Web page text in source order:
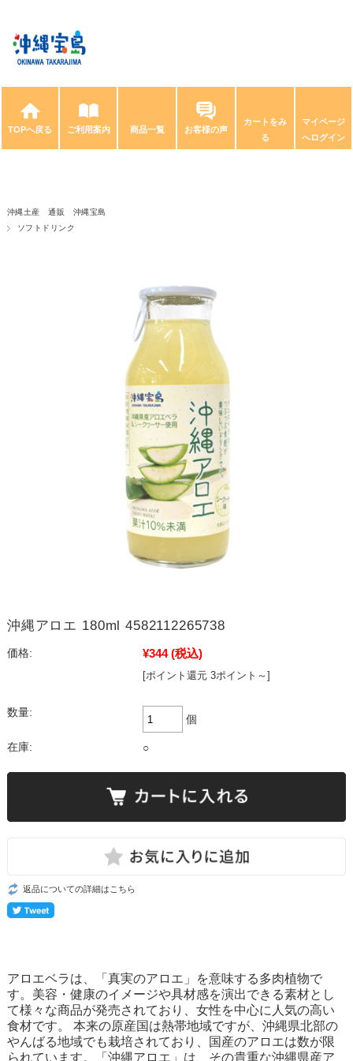
TOPへ戻る ご利用案内 商品一覧 お客様の声
カートをみ
る
マイページ
へログイン
沖縄土産 通販 沖縄宝島
ソフトドリンク
沖縄アロエ 180ml 4582112265738
価格: ¥344 (税込)
[ポイント還元 3ポイント～]
数量:
個
在庫: ○
返品についての詳細はこちら
アロエベラは、「真実のアロエ」を意味する多肉植物で
す。美容・健康のイメージや具材感を演出できる素材とし
て様々な商品が発売されており、女性を中心に人気の高い
食材です。 本来の原産国は熱帯地域ですが、沖縄県北部の
やんばる地域でも栽培されており、国産のアロエは数が限
られています。「沖縄アロエ」は、その貴重な沖縄県産ア